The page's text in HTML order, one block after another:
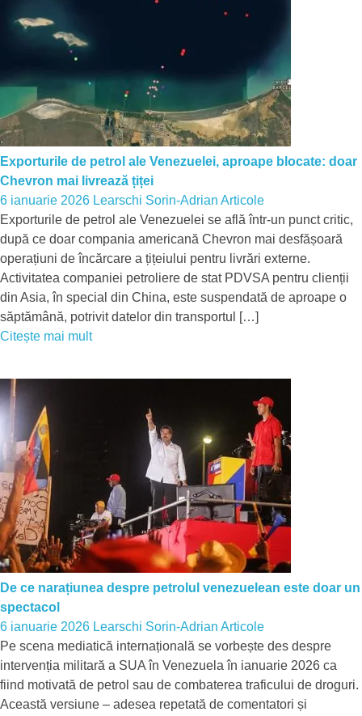
Exporturile de petrol ale Venezuelei, aproape blocate: doar
Chevron mai livrează țiței
6 ianuarie 2026 Learschi Sorin-Adrian Articole
Exporturile de petrol ale Venezuelei se află într-un punct critic,
după ce doar compania americană Chevron mai desfășoară
operațiuni de încărcare a țițeiului pentru livrări externe.
Activitatea companiei petroliere de stat PDVSA pentru clienții
din Asia, în special din China, este suspendată de aproape o
săptămână, potrivit datelor din transportul […]
Citește mai mult
De ce narațiunea despre petrolul venezuelean este doar un
spectacol
6 ianuarie 2026 Learschi Sorin-Adrian Articole
Pe scena mediatică internațională se vorbește des despre
intervenția militară a SUA în Venezuela în ianuarie 2026 ca
fiind motivată de petrol sau de combaterea traficului de droguri.
Această versiune – adesea repetată de comentatori și